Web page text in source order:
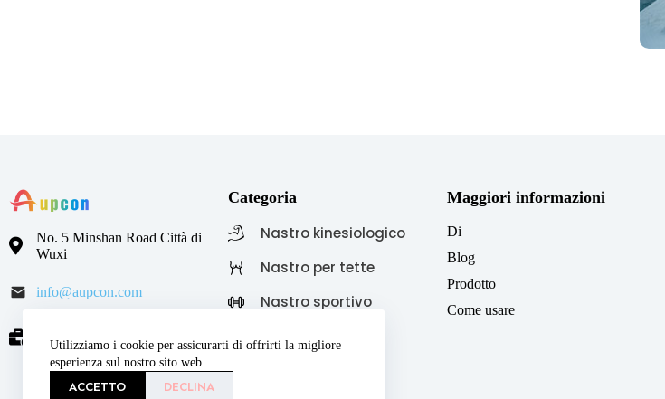
Utilizziamo i cookie per assicurarti di offrirti la migliore
esperienza sul nostro sito web.
ACCETTO DECLINA
No. 5 Minshan Road Città di
Wuxi
info@aupcon.com
venerdì, dalle 8:30 alle 17:30
Categoria
Nastro kinesiologico
Nastro per tette
Nastro sportivo
Bendaggio coeso
Maggiori informazioni
Di
Blog
Prodotto
Come usare